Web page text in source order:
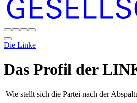
Die Linke
Das Profil der
Wie stellt sich die Partei nach der